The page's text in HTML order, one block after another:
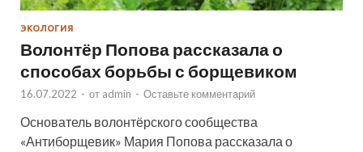
ЭКОЛОГИЯ
Волонтёр Попова рассказала о
способах борьбы с борщевиком
16.07.2022 - от admin - Оставьте комментарий
Основатель волонтёрского сообщества
«Антиборщевик» Мария Попова рассказала о